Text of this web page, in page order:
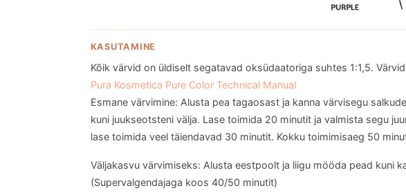
KASUTAMINE
Kõik värvid on üldiselt segatavad oksüdaatoriga suhtes 1:1,5.
Pura Kosmetica Pure Color Technical Manual
Esmane värvimine: Alusta pea tagaosast ja kanna värvisegu
kuni juukseotsteni välja. Lase toimida 20 minutit ja valmista segu
lase toimida veel täiendavad 30 minutit. Kokku toimimisaeg 50
Väljakasvu värvimiseks: Alusta eestpoolt ja liigu mööda pead kuni
(Supervalgendajaga koos 40/50 minutit)